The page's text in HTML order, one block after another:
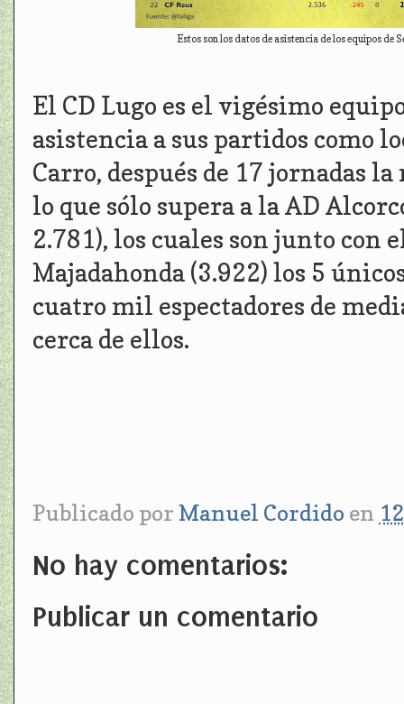
Estos son los datos de asistencia de los equipos de
El CD Lugo es el vigésimo
asistencia a sus partidos como
Carro, después de 17 jornadas
lo que sólo supera a la AD
2.781), los cuales son junto con
Majadahonda (3.922) los 5
cuatro mil espectadores de
cerca de ellos.
Publicado por Manuel Cordido en
No hay comentarios:
Publicar un comentario